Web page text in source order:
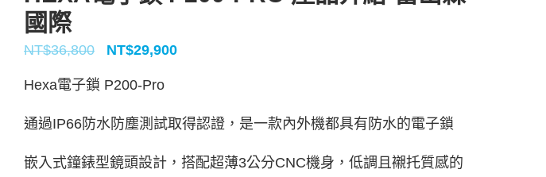
國際
NT$36,800 NT$29,900
Hexa電子鎖 P200-Pro
通過IP66防水防塵測試取得認證，是一款內外機都具有防水的電子鎖
嵌入式鐘錶型鏡頭設計，搭配超薄3公分CNC機身，低調且襯托質感的